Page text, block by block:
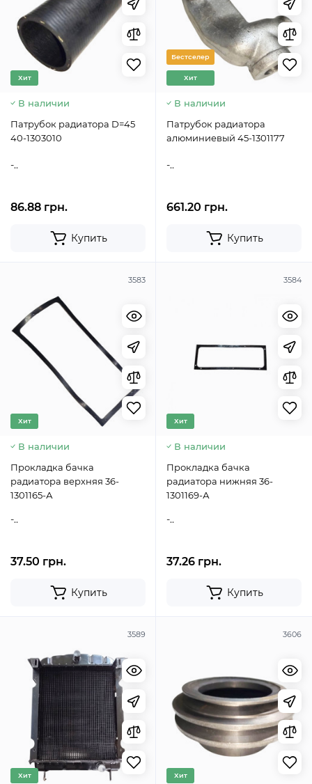
Хит
В наличии
Патрубок радиатора D=45
40-1303010
-..
86.88 грн.
Купить
Бестселер
Хит
В наличии
Патрубок радиатора
алюминиевый 45-1301177
-..
661.20 грн.
Купить
3583
Хит
В наличии
Прокладка бачка
радиатора верхняя 36-
1301165-А
-..
37.50 грн.
Купить
3584
Хит
В наличии
Прокладка бачка
радиатора нижняя 36-
1301169-А
-..
37.26 грн.
Купить
3589
Хит
3606
Хит